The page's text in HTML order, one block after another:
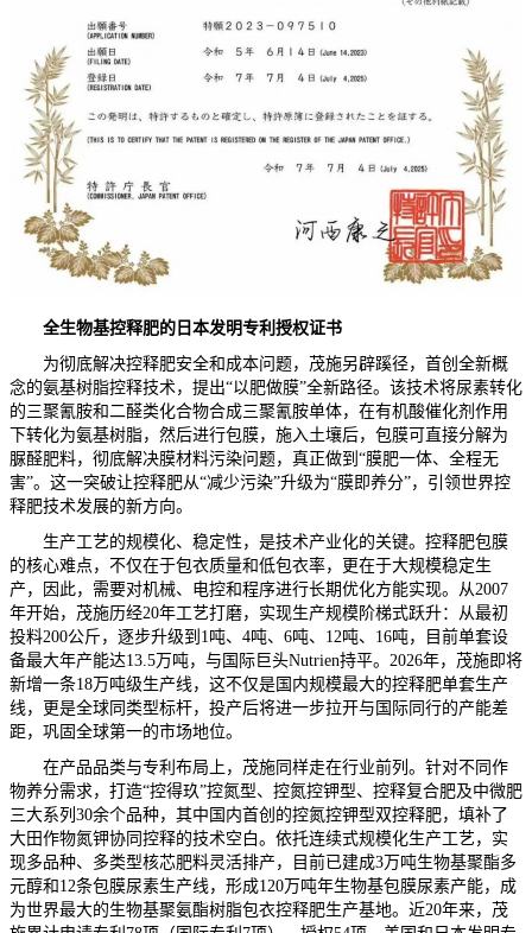
全生物基控释肥的日本发明专利授权证书
为彻底解决控释肥安全和成本问题，茂施另辟蹊径，首创全新概
念的氨基树脂控释技术，提出“以肥做膜”全新路径。该技术将尿素转化
的三聚氰胺和二醛类化合物合成三聚氰胺单体，在有机酸催化剂作用
下转化为氨基树脂，然后进行包膜，施入土壤后，包膜可直接分解为
脲醛肥料，彻底解决膜材料污染问题，真正做到“膜肥一体、全程无
害”。这一突破让控释肥从“减少污染”升级为“膜即养分”，引领世界控
释肥技术发展的新方向。
生产工艺的规模化、稳定性，是技术产业化的关键。控释肥包膜
的核心难点，不仅在于包衣质量和低包衣率，更在于大规模稳定生
产，因此，需要对机械、电控和程序进行长期优化方能实现。从2007
年开始，茂施历经20年工艺打磨，实现生产规模阶梯式跃升：从最初
投料200公斤，逐步升级到1吨、4吨、6吨、12吨、16吨，目前单套设
备最大年产能达13.5万吨，与国际巨头Nutrien持平。2026年，茂施即将
新增一条18万吨级生产线，这不仅是国内规模最大的控释肥单套生产
线，更是全球同类型标杆，投产后将进一步拉开与国际同行的产能差
距，巩固全球第一的市场地位。
在产品品类与专利布局上，茂施同样走在行业前列。针对不同作
物养分需求，打造“控得玖”控氮型、控氮控钾型、控释复合肥及中微肥
三大系列30余个品种，其中国内首创的控氮控钾型双控释肥，填补了
大田作物氮钾协同控释的技术空白。依托连续式规模化生产工艺，实
现多品种、多类型核芯肥料灵活排产，目前已建成3万吨生物基聚酯多
元醇和12条包膜尿素生产线，形成120万吨年生物基包膜尿素产能，成
为世界最大的生物基聚氨酯树脂包衣控释肥生产基地。近20年来，茂